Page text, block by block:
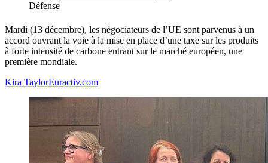
Défense
Mardi (13 décembre), les négociateurs de l’UE sont parvenus à un
accord ouvrant la voie à la mise en place d’une taxe sur les produits
à forte intensité de carbone entrant sur le marché européen, une
première mondiale.
Kira TaylorEuractiv.com